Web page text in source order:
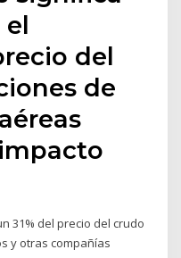
del
de
31% del precio del crudo
y otras compañías